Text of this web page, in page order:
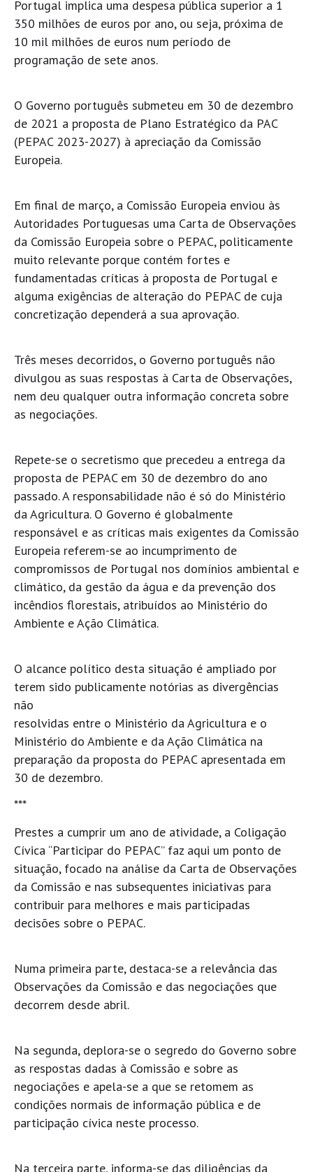
Portugal implica uma despesa pública superior a 1
350 milhões de euros por ano, ou seja, próxima de
10 mil milhões de euros num período de
programação de sete anos.
O Governo português submeteu em 30 de dezembro
de 2021 a proposta de Plano Estratégico da PAC
(PEPAC 2023-2027) à apreciação da Comissão
Europeia.
Em final de março, a Comissão Europeia enviou às
Autoridades Portuguesas uma Carta de Observações
da Comissão Europeia sobre o PEPAC, politicamente
muito relevante porque contém fortes e
fundamentadas críticas à proposta de Portugal e
alguma exigências de alteração do PEPAC de cuja
concretização dependerá a sua aprovação.
Três meses decorridos, o Governo português não
divulgou as suas respostas à Carta de Observações,
nem deu qualquer outra informação concreta sobre
as negociações.
Repete-se o secretismo que precedeu a entrega da
proposta de PEPAC em 30 de dezembro do ano
passado. A responsabilidade não é só do Ministério
da Agricultura. O Governo é globalmente
responsável e as críticas mais exigentes da Comissão
Europeia referem-se ao incumprimento de
compromissos de Portugal nos domínios ambiental e
climático, da gestão da água e da prevenção dos
incêndios florestais, atribuídos ao Ministério do
Ambiente e Ação Climática.
O alcance político desta situação é ampliado por
terem sido publicamente notórias as divergências
não
resolvidas entre o Ministério da Agricultura e o
Ministério do Ambiente e da Ação Climática na
preparação da proposta do PEPAC apresentada em
30 de dezembro.
***
Prestes a cumprir um ano de atividade, a Coligação
Cívica “Participar do PEPAC” faz aqui um ponto de
situação, focado na análise da Carta de Observações
da Comissão e nas subsequentes iniciativas para
contribuir para melhores e mais participadas
decisões sobre o PEPAC.
Numa primeira parte, destaca-se a relevância das
Observações da Comissão e das negociações que
decorrem desde abril.
Na segunda, deplora-se o segredo do Governo sobre
as respostas dadas à Comissão e sobre as
negociações e apela-se a que se retomem as
condições normais de informação pública e de
participação cívica neste processo.
Na terceira parte, informa-se das diligências da